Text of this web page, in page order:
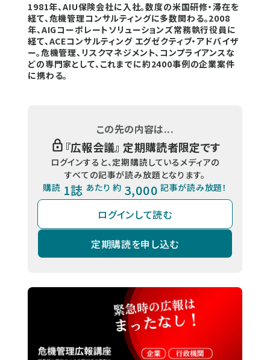
1981年、AIU保険会社に入社。数度の米国研修・滞在を
経て、危機管理コンサルティングに多数関わる。2008
年、AIGコーポレートソリューションズ常務執行役員に
経て、ACEコンサルティング エグゼクティブ・アドバイザ
ー。危機管理、リスクマネジメント、コンプライアンスな
どの専門家として、これまでに約2400事例の企業案件
に携わる。
この先の内容は...
『広報会議』 定期購読者限定です
ログインすると、定期購読しているメディアの
すべての記事が読み放題となります。
購読 1誌 あたり 約 3,000 記事が読み放題！
ログインして読む
定期購読を申し込む